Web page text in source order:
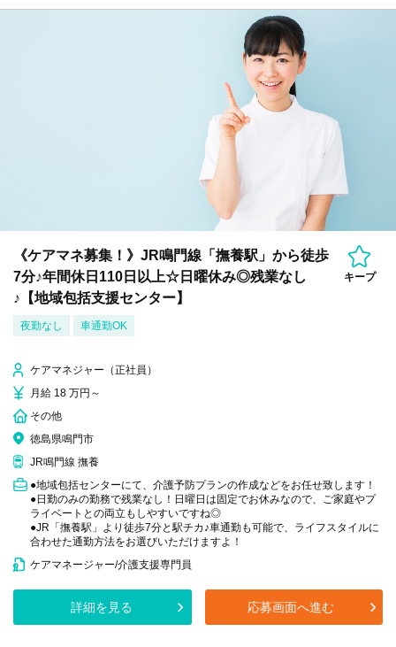
《ケアマネ募集！》JR鳴門線「撫養駅」から徒歩
7分♪年間休日110日以上☆日曜休み◎残業なし
♪【地域包括支援センター】
キープ
夜勤なし 車通勤OK
ケアマネジャー（正社員）
月給 18 万円～
その他
徳島県鳴門市
JR鳴門線 撫養
●地域包括センターにて、介護予防プランの作成などをお任せ致します！
●日勤のみの勤務で残業なし！日曜日は固定でお休みなので、ご家庭やプ
ライベートとの両立もしやすいですね◎
●JR「撫養駅」より徒歩7分と駅チカ♪車通勤も可能で、ライフスタイルに
合わせた通勤方法をお選びいただけますよ！
ケアマネージャー/介護支援専門員
詳細を見る 応募画面へ進む